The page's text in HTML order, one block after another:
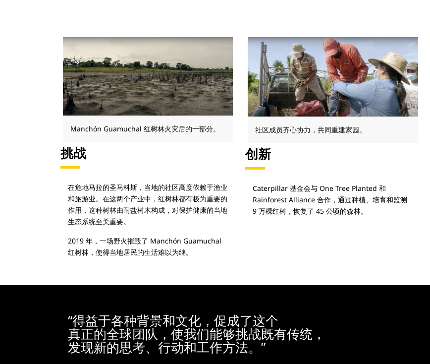
Manchón Guamuchal 红树林火灾后的一部分。
挑战
在危地马拉的圣马科斯，当地的社区高度依赖于渔业
和旅游业。在这两个产业中，红树林都有极为重要的
作用，这种树林由耐盐树木构成，对保护健康的当地
生态系统至关重要。
2019 年，一场野火摧毁了 Manchón Guamuchal
红树林，使得当地居民的生活难以为继。
社区成员齐心协力，共同重建家园。
创新
Caterpillar 基金会与 One Tree Planted 和
Rainforest Alliance 合作，通过种植、培育和监测
9 万棵红树，恢复了 45 公顷的森林。
“得益于各种背景和文化，促成了这个
真正的全球团队，使我们能够挑战既有传统，
发现新的思考、行动和工作方法。”